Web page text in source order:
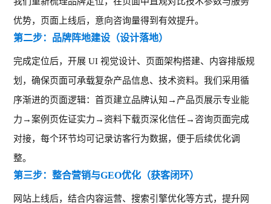
优势，页面上线后，意向咨询量得到有效提升。
第二步：品牌阵地建设（设计落地）
完成定位后，开展 UI 视觉设计、页面架构搭建、内容排版规
划，确保页面可承载复杂产品信息、技术资料。我们采用循
序渐进的页面逻辑：首页建立品牌认知→产品页展示专业能
力→案例页佐证实力→资料下载页深化信任→咨询页面完成
对接，每个环节均可记录访客行为数据，便于后续优化调
整。
第三步：整合营销与GEO优化（获客闭环）
网站上线后，结合内容运营、搜索引擎优化等方式，提升网